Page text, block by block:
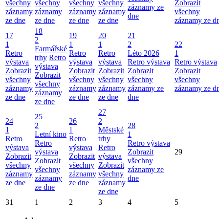
všechny
záznamy
ze dne
všechny
záznamy
ze dne
všechny
záznamy
ze dne
všechny
záznamy
ze dne
záznamy ze
dne
Zobrazit
všechny
záznamy ze
17
1
Retro
výstava
Zobrazit
všechny
záznamy
ze dne
18
2
Farmářské
trhy Retro
výstava
Zobrazit
všechny
záznamy
ze dne
19
1
Retro
výstava
Zobrazit
všechny
záznamy
ze dne
20
1
Retro
výstava
Zobrazit
všechny
záznamy
ze dne
21
2
Léto 2026
Retro výstava
Zobrazit
všechny
záznamy ze
dne
22
1
Retro výstava
Zobrazit
všechny
záznamy ze
24
1
Retro
výstava
Zobrazit
všechny
záznamy
ze dne
25
2
Letní kino
Retro
výstava
Zobrazit
všechny
záznamy
ze dne
26
1
Retro
výstava
Zobrazit
všechny
záznamy
ze dne
27
2
Městské
trhy
Retro
výstava
Zobrazit
všechny
záznamy
ze dne
28
1
Retro výstava
Zobrazit
všechny
záznamy ze
dne
29
31 1 2 3 4 5